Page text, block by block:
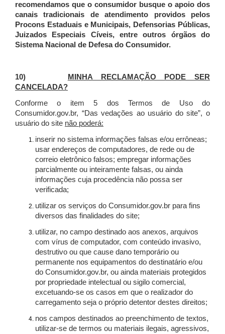
recomendamos que o consumidor busque o apoio dos
canais tradicionais de atendimento providos pelos
Procons Estaduais e Municipais, Defensorias Públicas,
Juizados Especiais Cíveis, entre outros órgãos do
Sistema Nacional de Defesa do Consumidor.
10)
MINHA RECLAMAÇÃO PODE SER
CANCELADA?
Conforme o item 5 dos Termos de Uso do
Consumidor.gov.br, “Das vedações ao usuário do site”, o
usuário do site não poderá:
inserir no sistema informações falsas e/ou errôneas;
usar endereços de computadores, de rede ou de
correio eletrônico falsos; empregar informações
parcialmente ou inteiramente falsas, ou ainda
informações cuja procedência não possa ser
verificada;
utilizar os serviços do Consumidor.gov.br para fins
diversos das finalidades do site;
utilizar, no campo destinado aos anexos, arquivos
com vírus de computador, com conteúdo invasivo,
destrutivo ou que cause dano temporário ou
permanente nos equipamentos do destinatário e/ou
do Consumidor.gov.br, ou ainda materiais protegidos
por propriedade intelectual ou sigilo comercial,
excetuando-se os casos em que o realizador do
carregamento seja o próprio detentor destes direitos;
nos campos destinados ao preenchimento de textos,
utilizar-se de termos ou materiais ilegais, agressivos,